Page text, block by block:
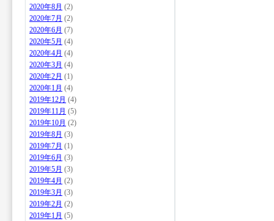
2020年8月 (2)
2020年7月 (2)
2020年6月 (7)
2020年5月 (4)
2020年4月 (4)
2020年3月 (4)
2020年2月 (1)
2020年1月 (4)
2019年12月 (4)
2019年11月 (5)
2019年10月 (2)
2019年8月 (3)
2019年7月 (1)
2019年6月 (3)
2019年5月 (3)
2019年4月 (2)
2019年3月 (3)
2019年2月 (2)
2019年1月 (5)